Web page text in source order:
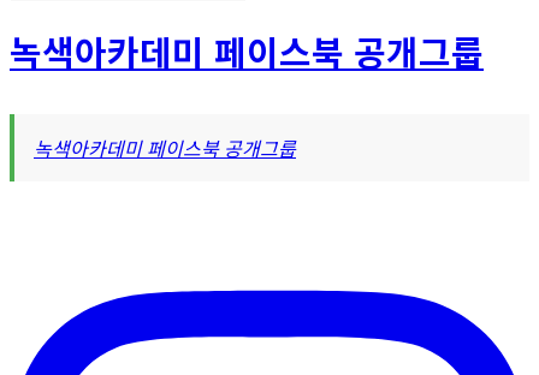
고
리
녹색아카데미 페이스북 공개그룹
녹색아카데미 페이스북 공개그룹